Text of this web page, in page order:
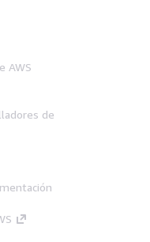
AWS
de